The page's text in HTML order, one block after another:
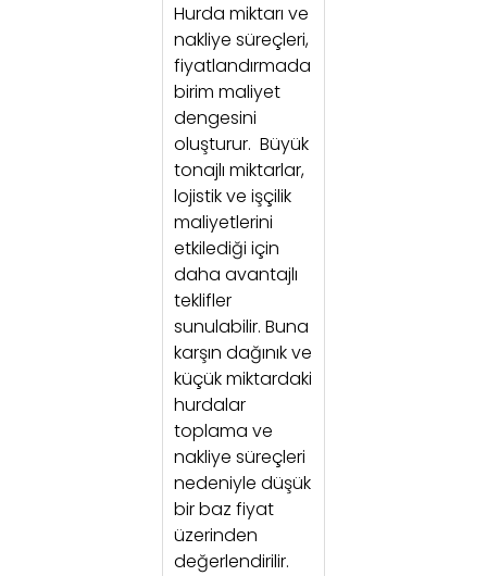
Hurda miktarı ve
nakliye süreçleri,
fiyatlandırmada
birim maliyet
dengesini
oluşturur. Büyük
tonajlı miktarlar,
lojistik ve işçilik
maliyetlerini
etkilediği için
daha avantajlı
teklifler
sunulabilir. Buna
karşın dağınık ve
küçük miktardaki
hurdalar
toplama ve
nakliye süreçleri
nedeniyle düşük
bir baz fiyat
üzerinden
değerlendirilir.